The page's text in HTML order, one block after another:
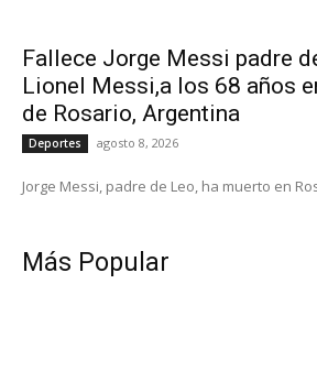
Fallece Jorge Messi padre
Lionel Messi,a los 68 años
de Rosario, Argentina
Deportes agosto 8, 2026
Jorge Messi, padre de Leo, ha muerto en
Más Popular